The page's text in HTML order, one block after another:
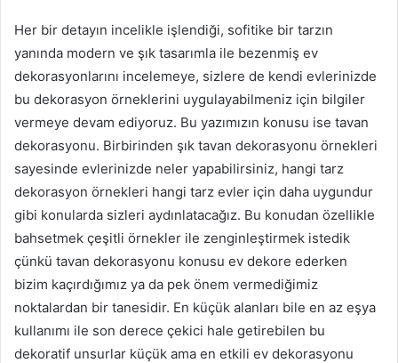
Her bir detayın incelikle işlendiği, sofitike bir tarzın
yanında modern ve şık tasarımla ile bezenmiş ev
dekorasyonlarını incelemeye, sizlere de kendi evlerinizde
bu dekorasyon örneklerini uygulayabilmeniz için bilgiler
vermeye devam ediyoruz. Bu yazımızın konusu ise tavan
dekorasyonu. Birbirinden şık tavan dekorasyonu örnekleri
sayesinde evlerinizde neler yapabilirsiniz, hangi tarz
dekorasyon örnekleri hangi tarz evler için daha uygundur
gibi konularda sizleri aydınlatacağız. Bu konudan özellikle
bahsetmek çeşitli örnekler ile zenginleştirmek istedik
çünkü tavan dekorasyonu konusu ev dekore ederken
bizim kaçırdığımız ya da pek önem vermediğimiz
noktalardan bir tanesidir. En küçük alanları bile en az eşya
kullanımı ile son derece çekici hale getirebilen bu
dekoratif unsurlar küçük ama en etkili ev dekorasyonu